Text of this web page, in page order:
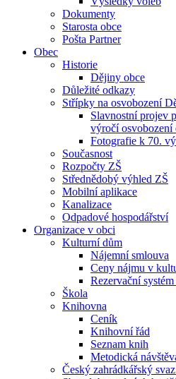
Dokumenty
Starosta obce
Pošta Partner
Obec
Historie
Dějiny obce
Důležité odkazy
Střípky na osvobození
Slavnostní projev
výročí osvobození
Fotografie k 70.
Současnost
Rozpočty ZŠ
Střednědobý výhled ZŠ
Mobilní aplikace
Kanalizace
Odpadové hospodářství
Organizace v obci
Kulturní dům
Nájemní smlouva
Ceny nájmu v
Rezervační
Škola
Knihovna
Ceník
Knihovní řád
Seznam knih
Metodická
Český zahrádkářský